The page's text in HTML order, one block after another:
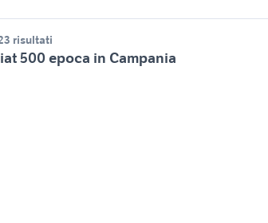
risultati
500 epoca in Campania